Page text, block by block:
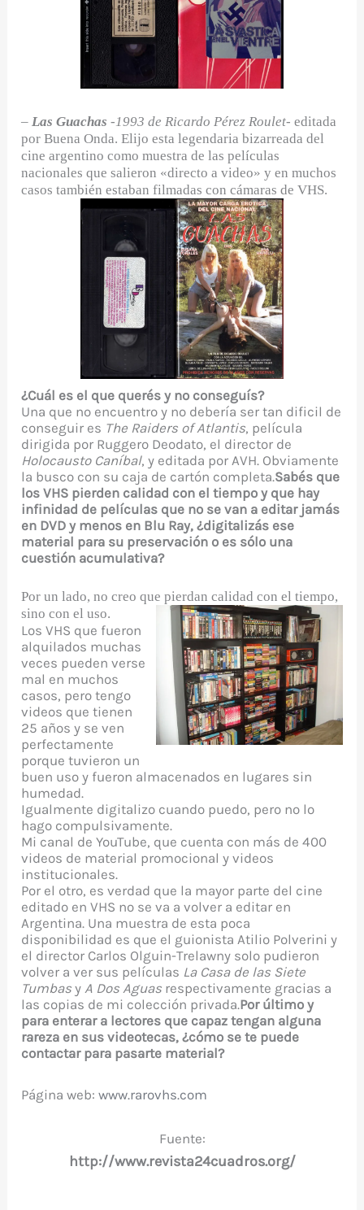
–Las Guachas -1993 de Ricardo Pérez Roulet- editada
por Buena Onda. Elijo esta legendaria bizarreada del
cine argentino como muestra de las películas
nacionales que salieron «directo a video» y en muchos
casos también estaban filmadas con cámaras de VHS.
¿Cuál es el que querés y no conseguís?
Una que no encuentro y no debería ser tan dificil de
conseguir es The Raiders of Atlantis, película
dirigida por Ruggero Deodato, el director de
Holocausto Caníbal, y editada por AVH. Obviamente
la busco con su caja de cartón completa.Sabés que
los VHS pierden calidad con el tiempo y que hay
infinidad de películas que no se van a editar jamás
en DVD y menos en Blu Ray, ¿digitalizás ese
material para su preservación o es sólo una
cuestión acumulativa?
Por un lado, no creo que pierdan calidad con el tiempo,
sino con el uso.
Los VHS que fueron
alquilados muchas
veces pueden verse
mal en muchos
casos, pero tengo
videos que tienen
25 años y se ven
perfectamente
porque tuvieron un
buen uso y fueron almacenados en lugares sin
humedad.
Igualmente digitalizo cuando puedo, pero no lo
hago compulsivamente.
Mi canal de YouTube, que cuenta con más de 400
videos de material promocional y videos
institucionales.
Por el otro, es verdad que la mayor parte del cine
editado en VHS no se va a volver a editar en
Argentina. Una muestra de esta poca
disponibilidad es que el guionista Atilio Polverini y
el director Carlos Olguin-Trelawny solo pudieron
volver a ver sus películas La Casade las Siete
Tumbas yA Dos Aguas respectivamente gracias a
las copias de mi colección privada.Por último y
para enterar a lectores que capaz tengan alguna
rareza en sus videotecas, ¿cómo se te puede
contactar para pasarte material?
Página web:www.rarovhs.com
Fuente:
http://www.revista24cuadros.org/